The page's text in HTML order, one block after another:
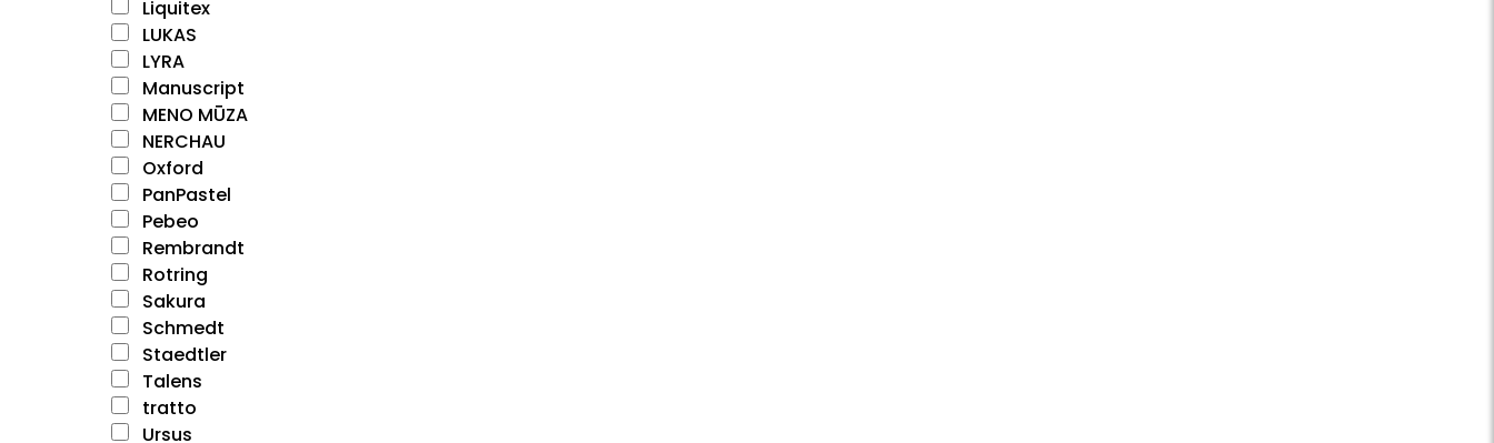
Liquitex
LUKAS
LYRA
Manuscript
MENO MŪZA
NERCHAU
Oxford
PanPastel
Pebeo
Rembrandt
Rotring
Sakura
Schmedt
Staedtler
Talens
tratto
Ursus